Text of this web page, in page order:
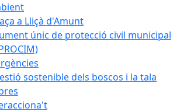
a Lliçà d'Amunt
únic de protecció civil municipal
sostenible dels boscos i la tala